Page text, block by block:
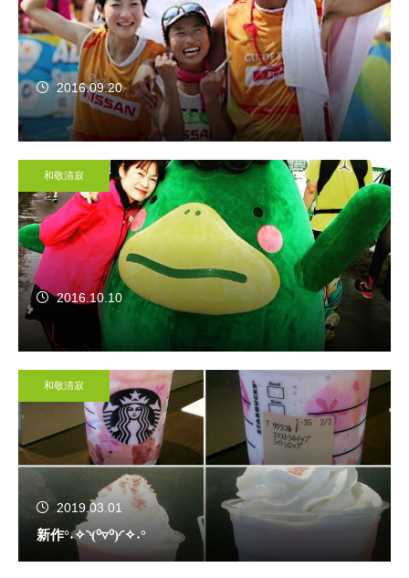
2016.09.20
和敬清寂
2016.10.10
和敬清寂
2019.03.01
新作°˖✧◝(⁰▿⁰)◜✧˖°